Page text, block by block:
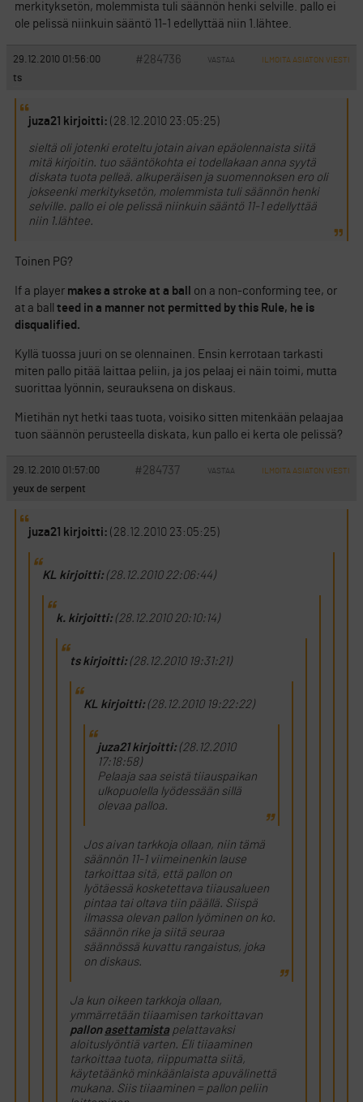
merkityksetön, molemmista tuli säännön henki selville. pallo ei
ole pelissä niinkuin sääntö 11-1 edellyttää niin 1.lähtee.
29.12.2010 01:56:00 #284736 VASTAA ILMOITA ASIATON VIESTI
ts
juza21 kirjoitti: (28.12.2010 23:05:25)
sieltä oli jotenki eroteltu jotain aivan epäolennaista siitä
mitä kirjoitin. tuo sääntökohta ei todellakaan anna syytä
diskata tuota pelleä. alkuperäisen ja suomennoksen ero oli
jokseenki merkityksetön, molemmista tuli säännön henki
selville. pallo ei ole pelissä niinkuin sääntö 11-1 edellyttää
niin 1.lähtee.
Toinen PG?
If a player makes a stroke at a ball
on a non-conforming tee, or
at a ball teed in a manner not permitted by this Rule, he is
disqualified.
Kyllä tuossa juuri on se olennainen. Ensin kerrotaan tarkasti
miten pallo pitää laittaa peliin, ja jos pelaaj ei näin toimi, mutta
suorittaa lyönnin, seurauksena on diskaus.
Mietihän nyt hetki taas tuota, voisiko sitten mitenkään pelaajaa
tuon säännön perusteella diskata, kun pallo ei kerta ole pelissä?
29.12.2010 01:57:00 #284737 VASTAA ILMOITA ASIATON VIESTI
yeux de serpent
juza21 kirjoitti: (28.12.2010 23:05:25)
KL kirjoitti:(28.12.2010 22:06:44)
k. kirjoitti:(28.12.2010 20:10:14)
ts kirjoitti:(28.12.2010 19:31:21)
KL kirjoitti:(28.12.2010 19:22:22)
juza21 kirjoitti:(28.12.2010
17:18:58)
Pelaaja saa seistä tiiauspaikan
ulkopuolella lyödessään sillä
olevaa palloa.
Jos aivan tarkkoja ollaan, niin tämä
säännön 11-1 viimeinenkin lause
tarkoittaa sitä, että pallon on
lyötäessä kosketettava tiiausalueen
pintaa tai oltava tiin päällä. Siispä
ilmassa olevan pallon lyöminen on ko.
säännön rike ja siitä seuraa
säännössä kuvattu rangaistus, joka
on diskaus.
Ja kun oikeen tarkkoja ollaan,
ymmärretään tiiaamisen tarkoittavan
pallon asettamistapelattavaksi
aloituslyöntiä varten. Eli tiiaaminen
tarkoittaa tuota, riippumatta siitä,
käytetäänkö minkäänlaista apuvälinettä
mukana. Siis tiiaaminen = pallon peliin